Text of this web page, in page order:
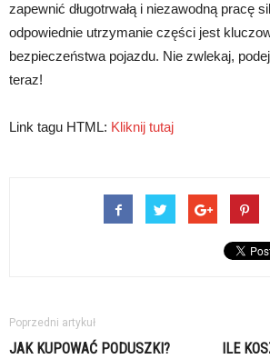
zapewnić długotrwałą i niezawodną pracę
odpowiednie utrzymanie części jest
bezpieczeństwa pojazdu. Nie zwlekaj,
teraz!
Link tagu HTML: Kliknij tutaj
Poprzedni artykuł
JAK KUPOWAĆ PODUSZKI? ILE